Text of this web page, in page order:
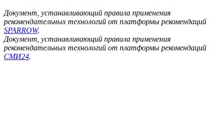
Документ, устанавливающий правила применения
рекомендательных технологий от платформы рекомендаций
SPARROW.
Документ, устанавливающий правила применения
рекомендательных технологий от платформы рекомендаций
СМИ24.